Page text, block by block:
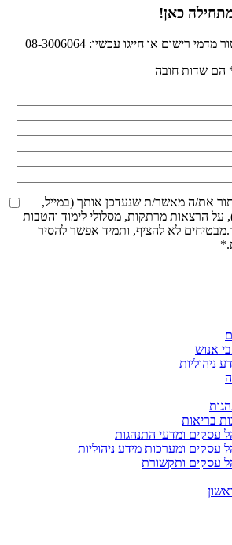
כאן!
רישום או חייגו עכשיו: 08-3006064
הם שדות חובה
את/ה מאשר/ת שנעדכן אותך (במייל,
על הרצאות מרתקות, מסלולי לימוד והטבות
לא להציף, ותמיד אפשר להסיר
*